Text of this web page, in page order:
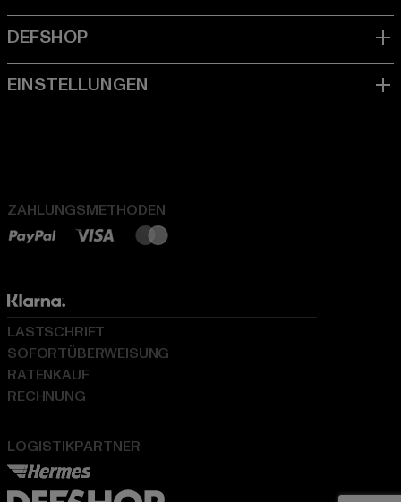
ZAHLUNGSMETHODEN
LOGISTIKPARTNER
LASTSCHRIFT
SOFORTÜBERWEISUNG
RATENKAUF
RECHNUNG